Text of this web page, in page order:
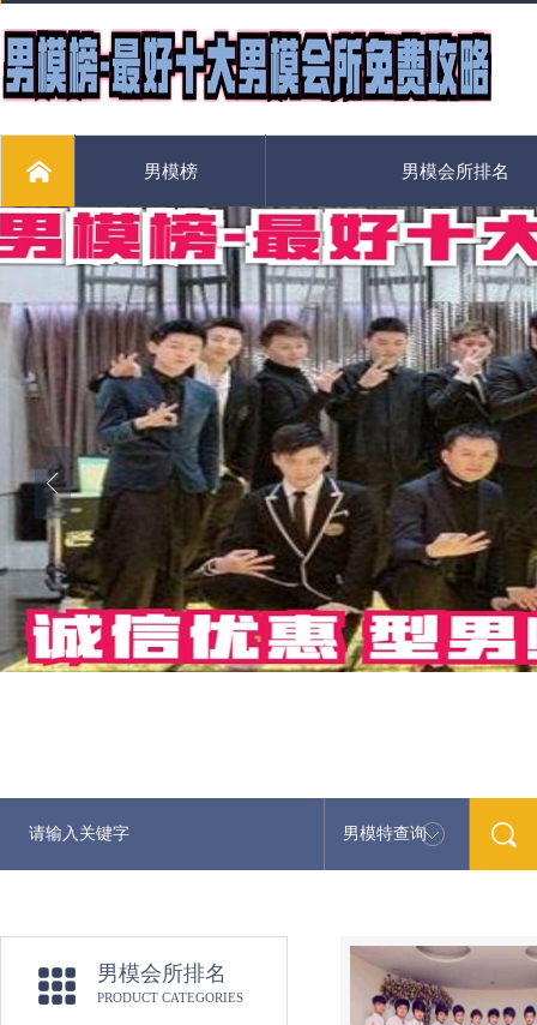
男模榜 男模会所排名
男模特查询
男模会所排名
PRODUCT CATEGORIES